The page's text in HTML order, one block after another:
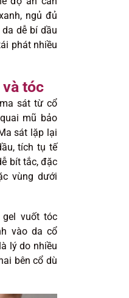
ngủ đủ
dễ bí dầu
phát nhiều
tóc
sát từ cổ
mũ bảo
sát lặp lại
tích tụ tế
bít tắc, đặc
vùng dưới
gel vuốt tóc
vào da cổ
lý do nhiều
bên cổ dù